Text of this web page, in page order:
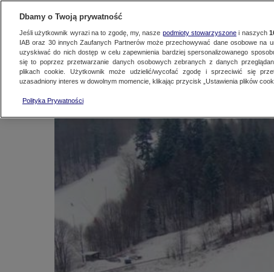
Tragiczny wypadek
Fakty
Dbamy o Twoją prywatność
Jeśli użytkownik wyrazi na to zgodę, my, nasze podmioty stowarzyszonei naszych
IAB oraz 30innych Zaufanych Partnerów może przechowywać dane osobowe na
uzyskiwać do nich dostęp w celu zapewnienia bardziej spersonalizowanego
się to poprzez przetwarzanie danych osobowych zebranych z danych
plikach cookie. Użytkownik może udzielić/wycofać zgodę i sprzeciwić się
uzasadniony interes w dowolnym momencie, klikając przycisk „Ustawienia plików
Polityka Prywatności